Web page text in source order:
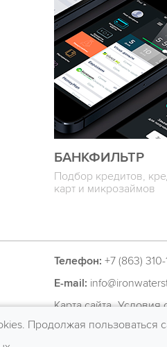
БАНКФИЛЬТР
Подбор кредитов,
карт и микрозаймов
Телефон: +7 (863) 310-
E-mail:
Карта сайта Условия
Продолжая пользоваться